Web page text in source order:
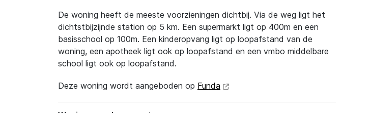
De woning heeft de meeste voorzieningen dichtbij. Via de weg ligt het
dichtstbijzijnde station op 5 km. Een supermarkt ligt op 400m en een
basisschool op 100m. Een kinderopvang ligt op loopafstand van de
woning, een apotheek ligt ook op loopafstand en een vmbo middelbare
school ligt ook op loopafstand.
Deze woning wordt aangeboden op Funda